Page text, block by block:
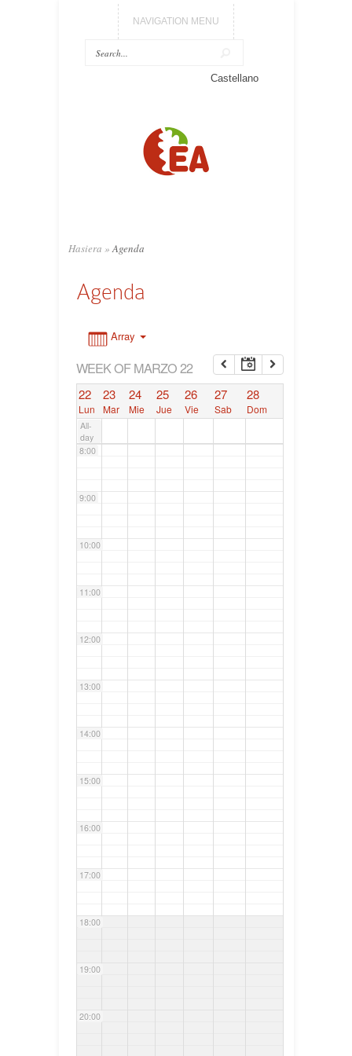
NAVIGATION MENU
Castellano
Hasiera » Agenda
Agenda
Array
WEEK OF MARZO 22
22
Lun
23
Mar
24
Mie
25
Jue
26
Vie
27
Sab
28
Dom
All-
day
7:00
8:00
9:00
10:00
11:00
12:00
13:00
14:00
15:00
16:00
17:00
18:00
19:00
20:00